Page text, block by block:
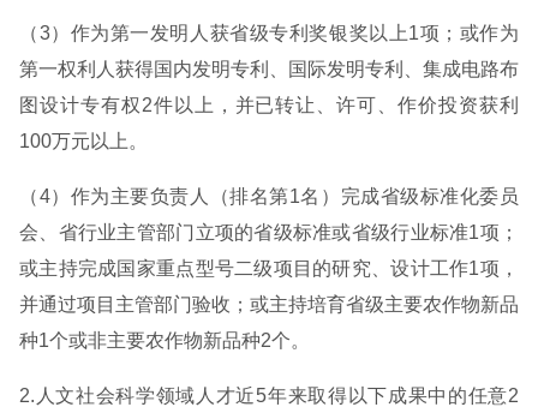
（3）作为第一发明人获省级专利奖银奖以上1项；或作为
第一权利人获得国内发明专利、国际发明专利、集成电路布
图设计专有权2件以上，并已转让、许可、作价投资获利
100万元以上。
（4）作为主要负责人（排名第1名）完成省级标准化委员
会、省行业主管部门立项的省级标准或省级行业标准1项；
或主持完成国家重点型号二级项目的研究、设计工作1项，
并通过项目主管部门验收；或主持培育省级主要农作物新品
种1个或非主要农作物新品种2个。
2.人文社会科学领域人才近5年来取得以下成果中的任意2